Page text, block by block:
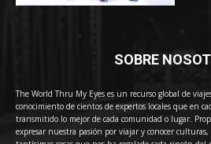
SOBRE
The World Thru My Eyes es un recurso global de
conocimiento de cientos de expertos locales que en
transmitido lo mejor de cada comunidad o lugar.
expresar nuestra pasión por viajar y conocer